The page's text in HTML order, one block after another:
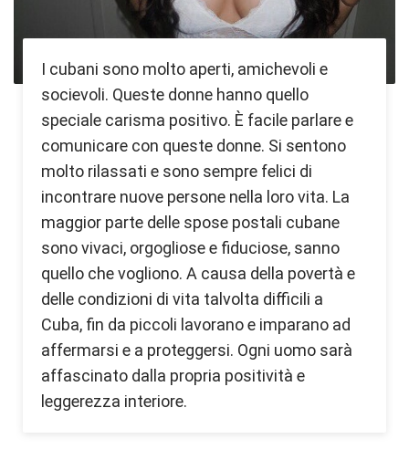
I cubani sono molto aperti, amichevoli e
socievoli. Queste donne hanno quello
speciale carisma positivo. È facile parlare e
comunicare con queste donne. Si sentono
molto rilassati e sono sempre felici di
incontrare nuove persone nella loro vita. La
maggior parte delle spose postali cubane
sono vivaci, orgogliose e fiduciose, sanno
quello che vogliono. A causa della povertà e
delle condizioni di vita talvolta difficili a
Cuba, fin da piccoli lavorano e imparano ad
affermarsi e a proteggersi. Ogni uomo sarà
affascinato dalla propria positività e
leggerezza interiore.